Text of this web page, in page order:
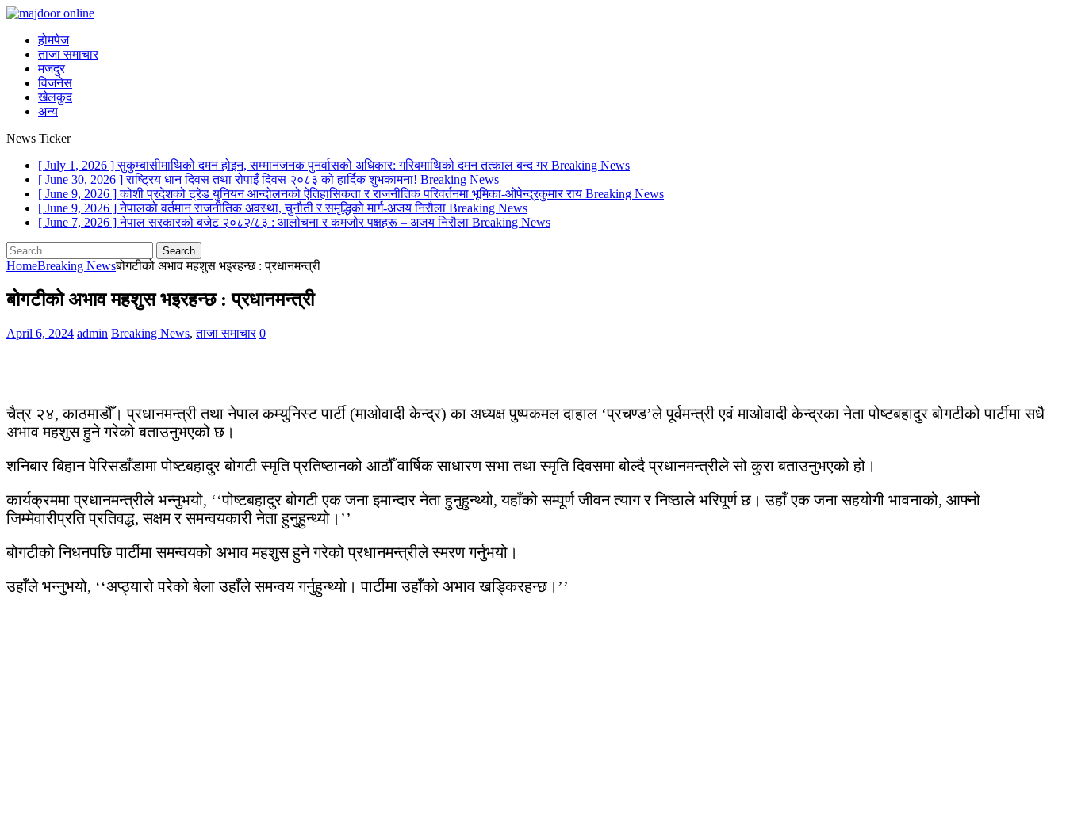
होमपेज
ताजा समाचार
मजदुर
विजनेस
खेलकुद
अन्य
News Ticker
[ July 1, 2026 ]सुकुम्बासीमाथिको दमन होइन, सम्मानजनक पुनर्वासको अधिकार: गरिबमाथिको दमन तत्काल बन्द गरBreaking News
[ June 30, 2026 ]राष्ट्रिय धान दिवस तथा रोपाइँ दिवस २०८३ को हार्दिक शुभकामना! Breaking News
[ June 9, 2026 ]कोशी प्रदेशको ट्रेड युनियन आन्दोलनको ऐतिहासिकता र राजनीतिक परिवर्तनमा भूमिका-ओपेन्द्रकुमार राय Breaking News
[ June 9, 2026 ]नेपालको वर्तमान राजनीतिक अवस्था, चुनौती र समृद्धिको मार्ग-अजय निरौला Breaking News
[ June 7, 2026 ]नेपाल सरकारको बजेट २०८२/८३ : आलोचना र कमजोर पक्षहरू – अजय निरौला Breaking News
Search
for:
HomeBreaking Newsबोगटीको अभाव महशुस भइरहन्छ : प्रधानमन्त्री
बोगटीको अभाव महशुस भइरहन्छ : प्रधानमन्त्री
April 6, 2024 admin Breaking News,ताजा समाचार 0
चैत्र २४, काठमाडौँ। प्रधानमन्त्री तथा नेपाल कम्युनिस्ट पार्टी (माओवादी केन्द्र) का अध्यक्ष पुष्पकमल दाहाल ‘प्रचण्ड’ले पूर्वमन्त्री एवं माओवादी केन्द्रका नेता पोष्टबहादुर बोगटीको पार्टीमा सधै
अभाव महशुस हुने गरेको बताउनुभएको छ।
शनिबार बिहान पेरिसडाँडामा पोष्टबहादुर बोगटी स्मृति प्रतिष्ठानको आठौँ वार्षिक साधारण सभा तथा स्मृति दिवसमा बोल्दै प्रधानमन्त्रीले सो कुरा बताउनुभएको हो।
कार्यक्रममा प्रधानमन्त्रीले भन्नुभयो, ‘‘पोष्टबहादुर बोगटी एक जना इमान्दार नेता हुनुहुन्थ्यो, यहाँको सम्पूर्ण जीवन त्याग र निष्ठाले भरिपूर्ण छ। उहाँ एक जना सहयोगी भावनाको, आफ्नो
जिम्मेवारीप्रति प्रतिवद्ध, सक्षम र समन्वयकारी नेता हुनुहुन्थ्यो।’’
बोगटीको निधनपछि पार्टीमा समन्वयको अभाव महशुस हुने गरेको प्रधानमन्त्रीले स्मरण गर्नुभयो।
उहाँले भन्नुभयो, ‘‘अप्ठ्यारो परेको बेला उहाँले समन्वय गर्नुहुन्थ्यो। पार्टीमा उहाँको अभाव खड्किरहन्छ।’’